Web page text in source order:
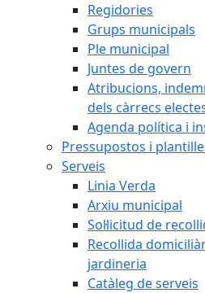
Regidories
Grups municipals
Ple municipal
Juntes de govern
Atribucions,
dels càrrecs
Agenda política i
Pressupostos i
Serveis
Linia Verda
Arxiu municipal
Sol·licitud de
Recollida
jardineria
Catàleg de serveis